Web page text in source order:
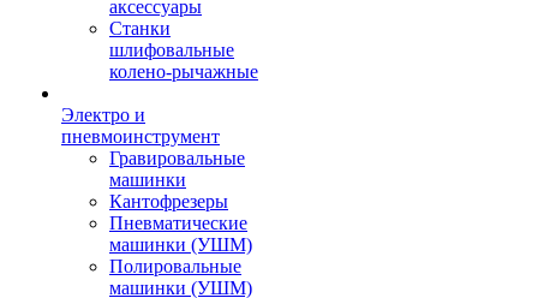
аксессуары
Станки
шлифовальные
колено-рычажные
Электро и
пневмоинструмент
Гравировальные
машинки
Кантофрезеры
Пневматические
машинки (УШМ)
Полировальные
машинки (УШМ)